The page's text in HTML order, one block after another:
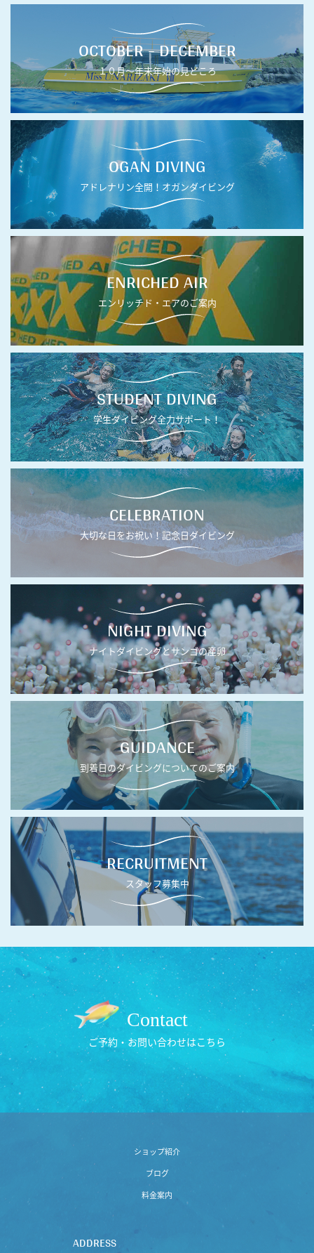
OCTOBER - DECEMBER
１０月〜年末年始の見どころ
OGAN DIVING
アドレナリン全開！オガンダイビング
ENRICHED AIR
エンリッチド・エアのご案内
STUDENT DIVING
学生ダイビング全力サポート！
CELEBRATION
大切な日をお祝い！記念日ダイビング
NIGHT DIVING
ナイトダイビングとサンゴの産卵
GUIDANCE
到着日のダイビングについてのご案内
RECRUITMENT
スタッフ募集中
Contact
ご予約・お問い合わせはこちら
ショップ紹介
ブログ
料金案内
ADDRESS